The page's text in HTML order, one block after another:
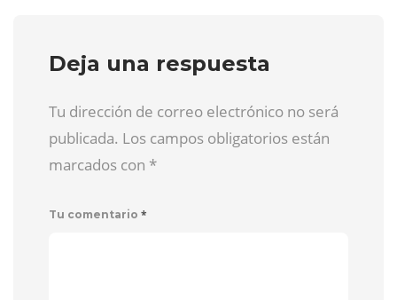
Deja una respuesta
Tu dirección de correo electrónico no será
publicada. Los campos obligatorios están
marcados con *
Tu comentario *